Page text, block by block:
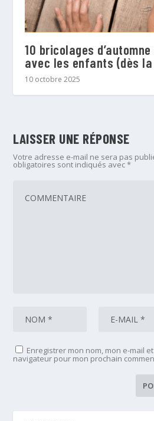
10 bricolages
avec les enfants (dès
10 octobre 2025
LAISSER UNE RÉPONSE
Votre adresse e-mail ne sera pas
obligatoires sont indiqués avec*
Enregistrer mon nom, mon e-mail
navigateur pour mon prochain